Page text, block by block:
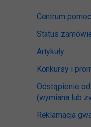
Centrum
Status
Artykuły
Konkursy i
Odstąpienie
(wymiana lub
Reklamacja